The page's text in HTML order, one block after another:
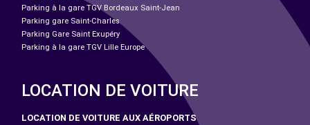
Parking à la gare TGV Bordeaux Saint-Jean
Parking gare Saint-Charles
Parking Gare Saint Exupéry
Parking à la gare TGV Lille Europe
LOCATION DE VOITURE
LOCATION DE VOITURE AUX AÉROPORTS